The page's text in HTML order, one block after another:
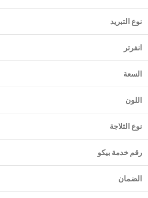
نوع التبريد
انفرتر
السعة
اللون
نوع الثلاجة
رقم خدمة بيكو
الضمان